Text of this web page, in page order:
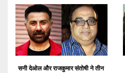
सनी देओल और राजकुमार संतोषी ने तीन